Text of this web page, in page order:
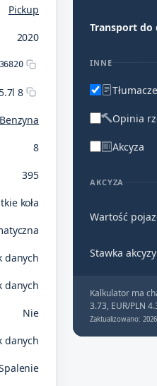
Pickup
2020
5.7l 8
Benzyna
8
395
koła
danych
danych
Nie
danych
Transport do
INNE
Opinia
Akcyza
AKCYZA
Wartość
Stawka akcyzy
Kalkulator ma
3.73, EUR/PLN
Zaktualizowano: